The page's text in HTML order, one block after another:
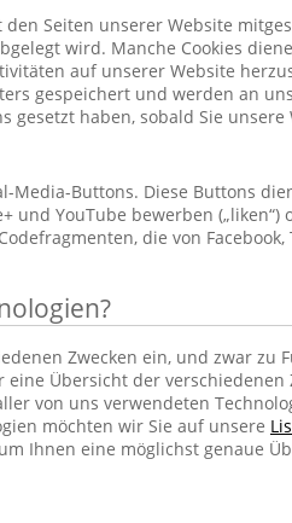
Seiten unserer Website
wird. Manche Cookies
auf unserer Website
gespeichert und werden an
gesetzt haben, sobald Sie
Media-Buttons. Diese Buttons
und YouTube bewerben („liken“)
die von Facebook,
Zwecken ein, und zwar zu
Übersicht der
von uns verwendeten
möchten wir Sie auf unsere
Ihnen eine möglichst genaue